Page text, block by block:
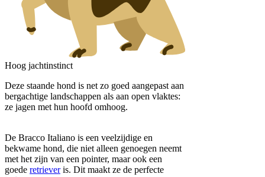
Hoog jachtinstinct
Deze staande hond is net zo goed aangepast aan
bergachtige landschappen als aan open vlaktes:
ze jagen met hun hoofd omhoog.
De Bracco Italiano is een veelzijdige en
bekwame hond, die niet alleen genoegen neemt
met het zijn van een pointer, maar ook een
goede retrieveris. Dit maakt ze de perfecte